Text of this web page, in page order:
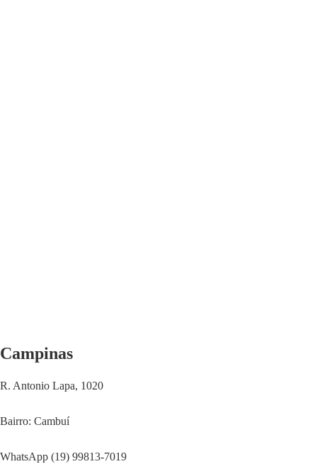
Campinas
R. Antonio Lapa, 1020
Bairro: Cambuí
WhatsApp (19) 99813-7019